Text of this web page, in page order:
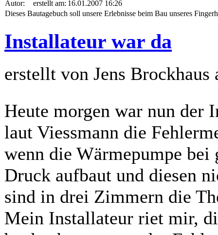
Autor: erstellt am: 16.01.2007 16:26
Dieses Bautagebuch soll unsere Erlebnisse beim Bau unseres
Installateur war da
erstellt von Jens Brockhaus
Heute morgen war nun der
laut Viessmann die
wenn die Wärmepumpe bei
Druck aufbaut und diesen
sind in drei Zimmern die
Mein Installateur riet mir,